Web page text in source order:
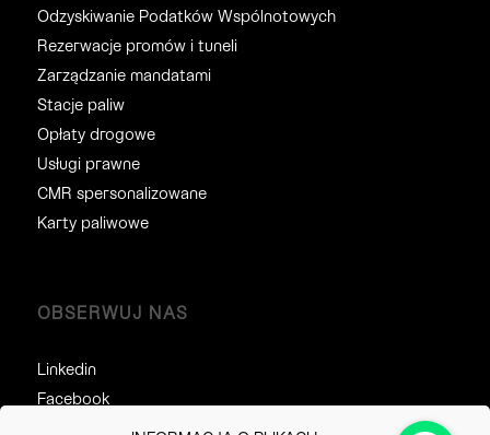
Odzyskiwanie Podatków Wspólnotowych
Rezerwacje promów i tuneli
Zarządzanie mandatami
Stacje paliw
Opłaty drogowe
Usługi prawne
CMR spersonalizowane
Karty paliwowe
OBSERWUJ NAS
Linkedin
Facebook